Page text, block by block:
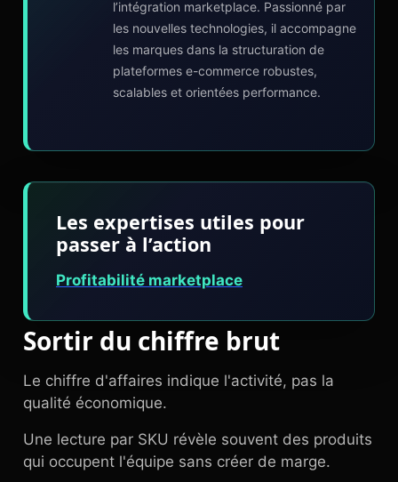
l’intégration marketplace. Passionné par
les nouvelles technologies, il accompagne
les marques dans la structuration de
plateformes e-commerce robustes,
scalables et orientées performance.
Les expertises utiles pour
passer à l’action
Profitabilité marketplace
Sortir du chiffre brut
Le chiffre d'affaires indique l'activité, pas la
qualité économique.
Une lecture par SKU révèle souvent des produits
qui occupent l'équipe sans créer de marge.